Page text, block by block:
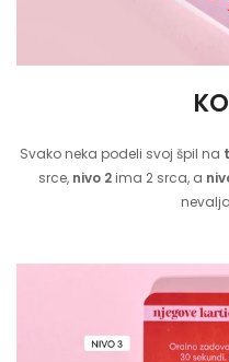
Svako neka podeli svoj špil na
srce, nivo 2ima 2 srca, a